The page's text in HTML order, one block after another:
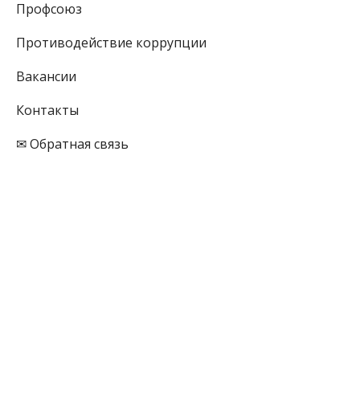
Профсоюз
Противодействие коррупции
Вакансии
Контакты
✉ Обратная связь